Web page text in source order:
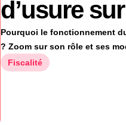
d’usure
Pourquoi le fonctionnement
? Zoom sur son rôle et ses
Fiscalité